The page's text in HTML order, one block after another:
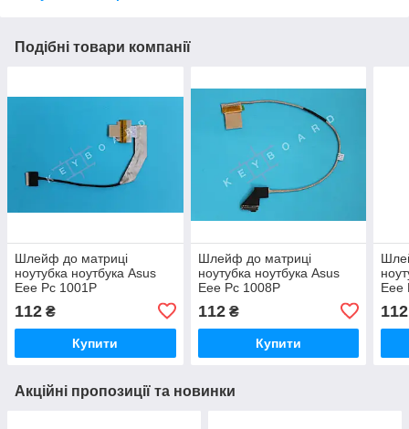
Подібні товари компанії
Шлейф до матриці
ноутубка ноутбука Asus
Eee Pc 1001P
112 ₴
Купити
Шлейф до матриці
ноутубка ноутбука Asus
Eee Pc 1008P
112₴
Купити
Eee
112
Акційні пропозиції та новинки